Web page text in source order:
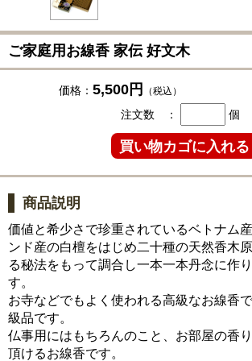
ご家庭用お線香 家伝 好文木
価格： 5,500円 （税込）
注文数 ： 個
商品説明
価値と希少さで珍重されているベトナム
ンド産の白檀をはじめ二十種の天然香木
る秘法をもって調合し一本一本丹念に作
す。
お寺などでもよく使われる高級なお線香
級品です。
仏事用にはもちろんのこと、お部屋の香
頂けるお線香です。